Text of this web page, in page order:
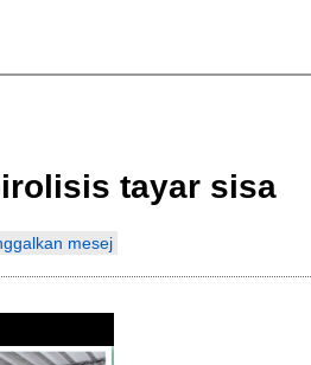
tayar sisa
mesej